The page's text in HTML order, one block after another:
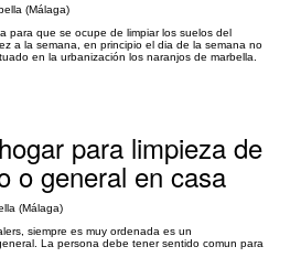
(Málaga)
para que se ocupe de limpiar los suelos del
a la semana, en principio el dia de la semana no
en la urbanización los naranjos de marbella.
para limpieza de
o general en casa
(Málaga)
siempre es muy ordenada es un
La persona debe tener sentido comun para